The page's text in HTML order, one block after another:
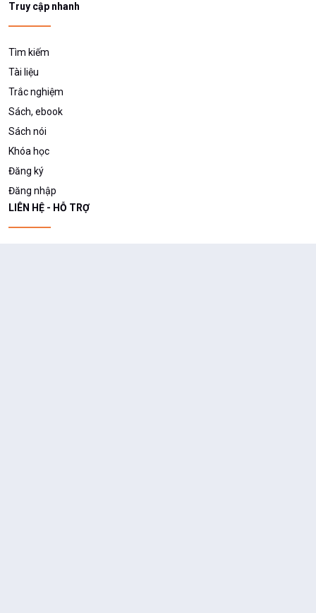
Truy cập nhanh
Tìm kiếm
Tài liệu
Trắc nghiệm
Sách, ebook
Sách nói
Khóa học
Đăng ký
Đăng nhập
LIÊN HỆ - HỖ TRỢ